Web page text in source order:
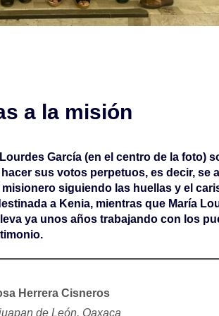
a la misión
García (en el centro de la foto)
sus votos perpetuos, es decir, se
siguiendo las huellas y el
a Kenia, mientras que María
ya unos años trabajando con los
Herrera Cisneros
de León, Oaxaca